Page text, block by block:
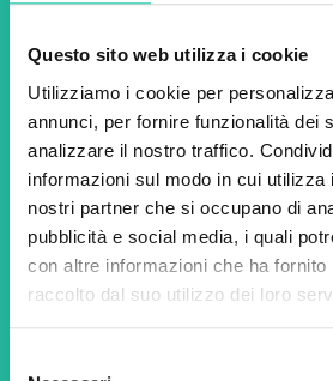
Questo sito web utilizza i cookie
Utilizziamo i cookie per
annunci, per fornire funzionalità dei
analizzare il nostro traffico.
informazioni sul modo in cui utilizza
nostri partner che si occupano di
pubblicità e social media, i quali
con altre informazioni che ha fornito
raccolto dal suo utilizzo dei loro
eventi! Iscriviti alla
newsletter di GO!
scoprire tutte le
iniziative.
Nome *